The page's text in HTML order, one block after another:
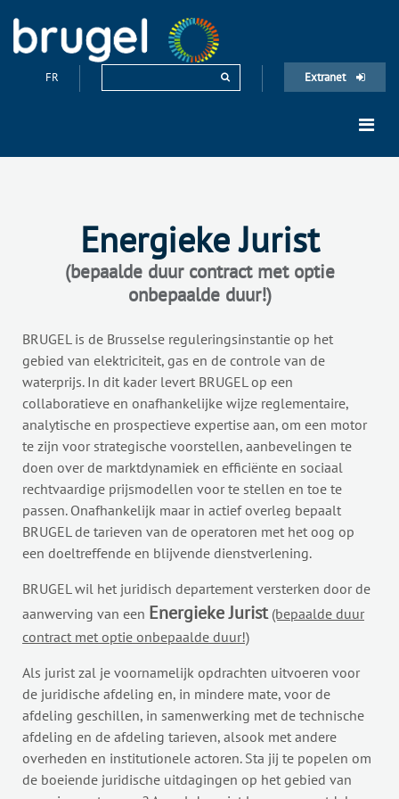
FR Extranet
Energieke Jurist
(bepaalde duur contract met optie
onbepaalde duur!)
BRUGEL is de Brusselse reguleringsinstantie op het
gebied van elektriciteit, gas en de controle van de
waterprijs. In dit kader levert BRUGEL op een
collaboratieve en onafhankelijke wijze reglementaire,
analytische en prospectieve expertise aan, om een motor
te zijn voor strategische voorstellen, aanbevelingen te
doen over de marktdynamiek en efficiënte en sociaal
rechtvaardige prijsmodellen voor te stellen en toe te
passen. Onafhankelijk maar in actief overleg bepaalt
BRUGEL de tarieven van de operatoren met het oog op
een doeltreffende en blijvende dienstverlening.
BRUGEL wil het juridisch departement versterken door de
aanwerving van een Energieke Jurist (bepaalde duur
contract met optie onbepaalde duur!)
Als jurist zal je voornamelijk opdrachten uitvoeren voor
de juridische afdeling en, in mindere mate, voor de
afdeling geschillen, in samenwerking met de technische
afdeling en de afdeling tarieven, alsook met andere
overheden en institutionele actoren. Sta jij te popelen om
de boeiende juridische uitdagingen op het gebied van